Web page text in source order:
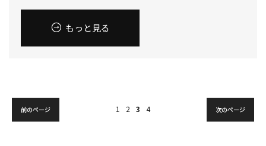
もっと見る
前のページ 1 2 3 4 次のページ